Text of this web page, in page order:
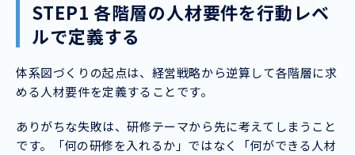
STEP1 各階層の人材要件を行動レベ
ルで定義する
体系図づくりの起点は、経営戦略から逆算して各階層に求
める人材要件を定義することです。
ありがちな失敗は、研修テーマから先に考えてしまうこと
です。「何の研修を入れるか」ではなく「何ができる人材